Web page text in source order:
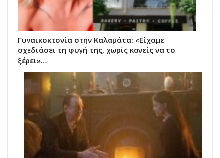
Γυναικοκτονία στην Καλαμάτα: «Είχαμε
σχεδιάσει τη φυγή της, χωρίς κανείς να το
ξέρει»…